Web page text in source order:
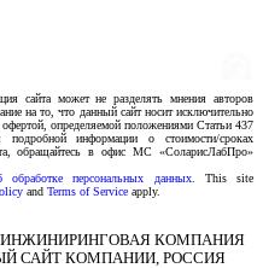
сайта может не разделять мнения авторов
на то, что данный сайт носит исключительно
определяемой положениями Статьи 437
информации о стоимости/сроках
обращайтесь в офис МС «СоларисЛабПро»
обработке персональных данных. This site
and Terms of Service apply.
КОМПАНИЯ
САЙТ КОМПАНИИ, РОССИЯ